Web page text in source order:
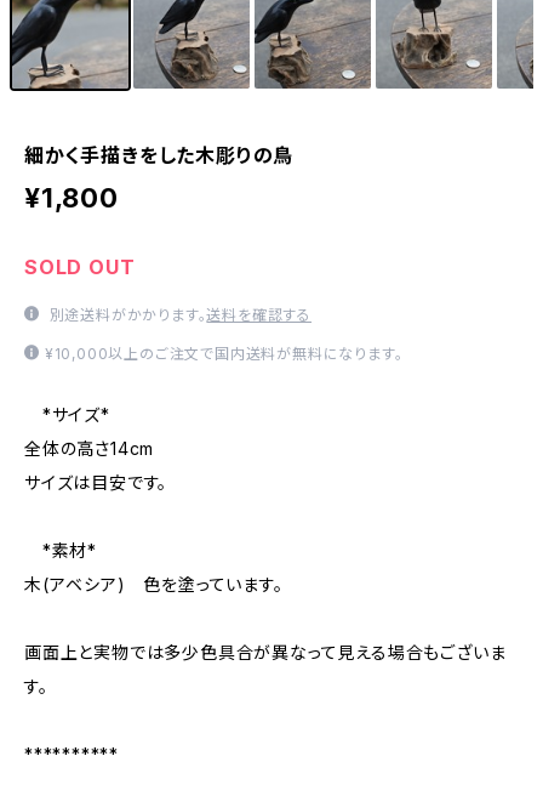
細かく手描きをした木彫りの鳥
¥1,800
SOLD OUT
別途送料がかかります。送料を確認する
¥10,000以上のご注文で国内送料が無料になります。
*サイズ*
全体の高さ14cm
サイズは目安です。
*素材*
木(アベシア) 色を塗っています。
画面上と実物では多少色具合が異なって見える場合もございま
す。
**********